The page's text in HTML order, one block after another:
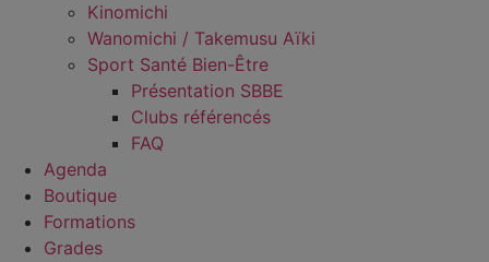
Kinomichi
Wanomichi / Takemusu Aïki
Sport Santé Bien-Être
Présentation SBBE
Clubs référencés
FAQ
Agenda
Boutique
Formations
Grades